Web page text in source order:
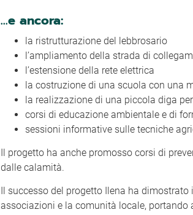
…e ancora:
la ristrutturazione del lebbrosario
l’ampliamento della strada di
l’estensione della rete elettrica
la costruzione di una scuola con una
la realizzazione di una piccola diga
corsi di educazione ambientale e di
sessioni informative sulle tecniche
Il progetto ha anche promosso corsi di
dalle calamità.
Il successo del progetto Ilena ha
associazioni e la comunità locale,